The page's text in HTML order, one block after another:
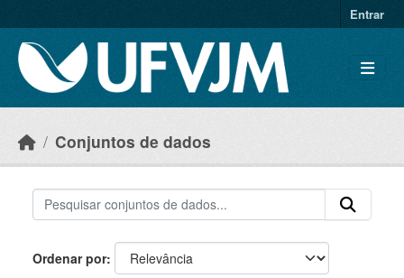
Entrar
Conjuntos de dados
Ordenar por